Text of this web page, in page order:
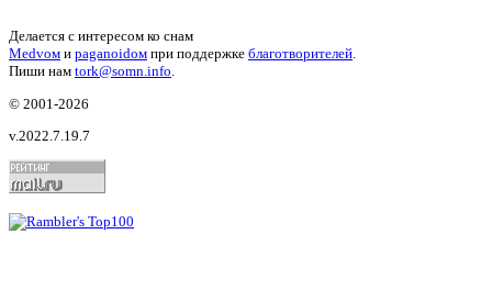
Делается с интересом ко снам
Medvом и paganoidом при поддержке благотворителей.
Пиши нам tork@somn.info.
© 2001 -2026
v.2022.7.19.7